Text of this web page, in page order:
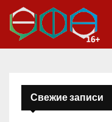
Свежие записи